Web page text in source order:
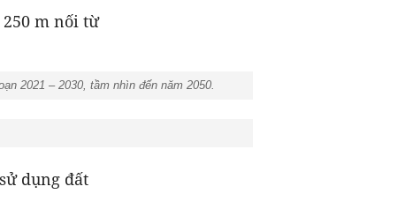
250 m nối từ
2021 – 2030, tầm nhìn đến năm 2050.
dụng đất